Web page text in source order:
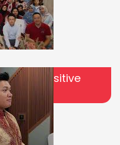
Body, Positive